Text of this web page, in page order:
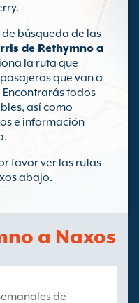
búsqueda de las
de Rethymno a
la ruta que
que van a
Encontrarás todos
así como
e información
favor ver las rutas
abajo.
a Naxos
de